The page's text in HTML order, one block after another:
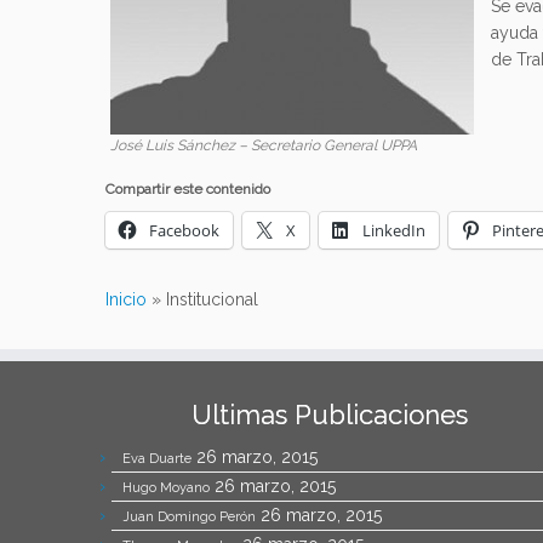
José Luis Sánchez – Secretario General UPPA
Se
ayuda
de
Compartir este contenido
Facebook X LinkedIn
Inicio » Institucional
Ultimas Publicaciones
Eva Duarte 26 marzo, 2015
Hugo Moyano 26 marzo, 2015
Juan Domingo Perón 26 marzo, 2015